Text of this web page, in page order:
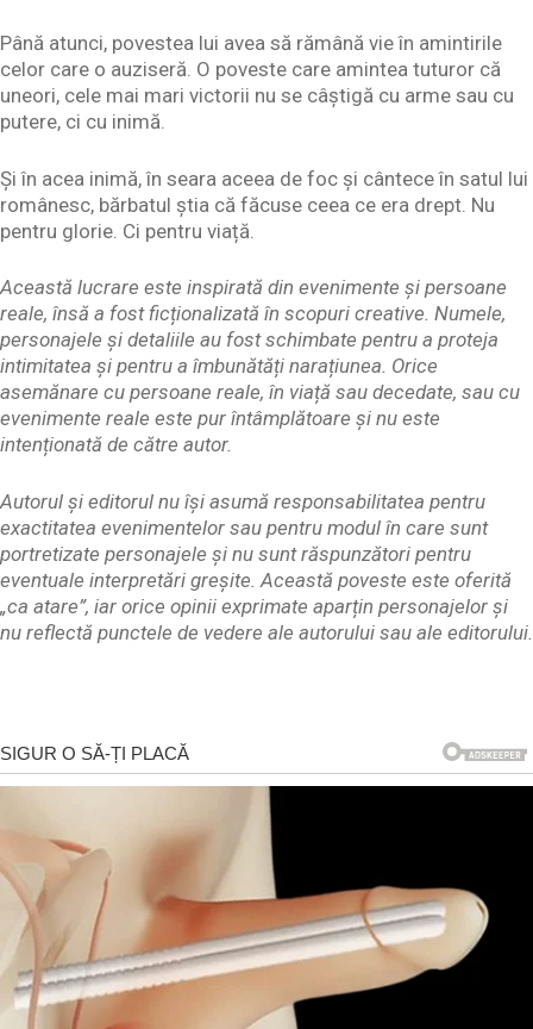
Până atunci, povestea lui avea să rămână vie în amintirile
celor care o auziseră. O poveste care amintea tuturor că
uneori, cele mai mari victorii nu se câștigă cu arme sau cu
putere, ci cu inimă.
Și în acea inimă, în seara aceea de foc și cântece în satul lui
românesc, bărbatul știa că făcuse ceea ce era drept. Nu
pentru glorie. Ci pentru viață.
Această lucrare este inspirată din evenimente și persoane
reale, însă a fost ficționalizată în scopuri creative. Numele,
personajele și detaliile au fost schimbate pentru a proteja
intimitatea și pentru a îmbunătăți narațiunea. Orice
asemănare cu persoane reale, în viață sau decedate, sau cu
evenimente reale este pur întâmplătoare și nu este
intenționată de către autor.
Autorul și editorul nu își asumă responsabilitatea pentru
exactitatea evenimentelor sau pentru modul în care sunt
portretizate personajele și nu sunt răspunzători pentru
eventuale interpretări greșite. Această poveste este oferită
„ca atare”, iar orice opinii exprimate aparțin personajelor și
nu reflectă punctele de vedere ale autorului sau ale editorului.